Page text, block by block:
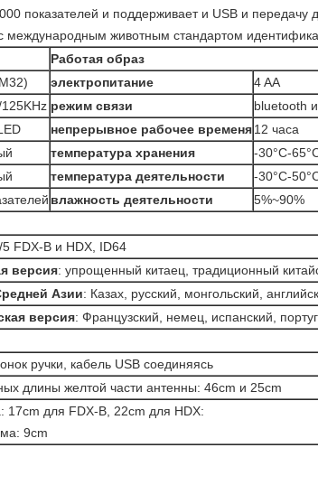
показателей и поддерживает и USB и передачу
международным животным стандартом
Работая образ
электропитание 4 AA
режим связи bluetooth
непрерывное рабочее временя12 часа
температура хранения -30°C-
температура деятельности -30°C-
влажность деятельности 5%~90%
5 FDX-B и HDX, ID64
версия: упрощенный китаец, традиционный
Азии: Казах, русский, монгольский,
версия: Французский, немец, испанский,
ручки, кабель USB соединяясь
длины желтой части антенны: 46cm и 25cm
17cm для FDX-B, 22cm для HDX:
9cm